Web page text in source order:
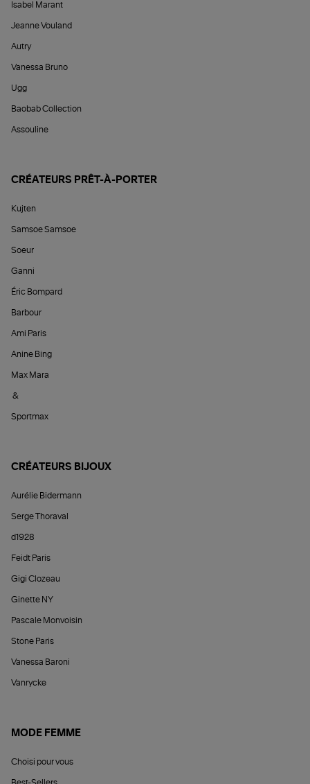
Isabel Marant
Jeanne Vouland
Autry
Vanessa Bruno
Ugg
Baobab Collection
Assouline
CRÉATEURS PRÊT-À-PORTER
Kujten
Samsoe Samsoe
Soeur
Ganni
Éric Bompard
Barbour
Ami Paris
Anine Bing
Max Mara
&
Sportmax
CRÉATEURS BIJOUX
Aurélie Bidermann
Serge Thoraval
d1928
Feidt Paris
Gigi Clozeau
Ginette NY
Pascale Monvoisin
Stone Paris
Vanessa Baroni
Vanrycke
MODE FEMME
Choisi pour vous